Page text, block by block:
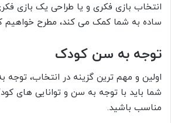
انتخاب بازی فکری و یا طراحی یک بازی
ساده به شما کمک می کند، مطرح خواهیم
توجه به سن کودک
اولین و مهم ترین گزینه در انتخاب،
شما باید با توجه به سن و توانایی های
مناسب باشید.